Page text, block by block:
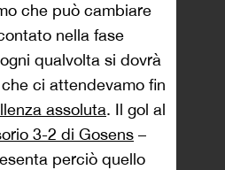
che può cambiare
nella fase
qualvolta si dovrà
ci attendevamo fin
assoluta. Il gol al
3-2 di Gosens –
perciò quello